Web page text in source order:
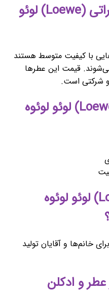
قیمت عطر و ادکلن اماراتی (Loewe) لوئو
با کیفیت متوسط هستند
قیمت این عطرها
و شرکتی است.
آیا عطر و ادکلن (Loewe) لوئو لوئوه
خانم‌ها و آقایان تولید
عطر و ادکلن